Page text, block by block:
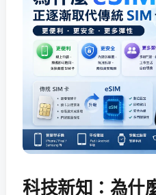
科技新知：為什